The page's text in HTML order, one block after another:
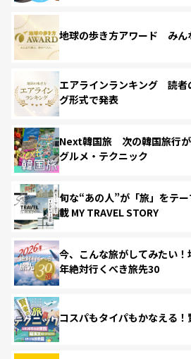
地球の歩き方アワード みん
エアラインランキング 読者
グ形式で発表
Next韓国旅 次の韓国旅行が
グルメ・テクニック
旬な“あの人”が「旅」をテ
載 MY TRAVEL STORY
今、こんな旅がしてみたい
年絶対行くべき旅先30
コスパもタイパもかなえる